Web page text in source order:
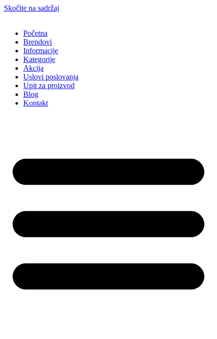
Skočite na sadržaj
Početna
Brendovi
Informacije
Kategorije
Akcija
Uslovi poslovanja
Upit za proizvod
Blog
Kontakt